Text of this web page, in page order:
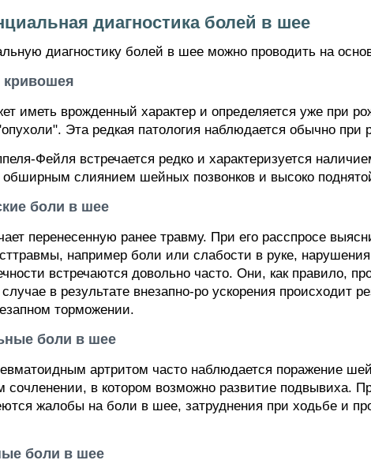
диагностика болей в шее
диагностику болей в шее можно проводить на
иметь врожденный характер и определяется уже при
Эта редкая патология наблюдается обычно при
Фейля встречается редко и характеризуется
обширным слиянием шейных позвонков и высоко
боли в шее
перенесенную ранее травму. При его расспросе
например боли или слабости в руке,
встречаются довольно часто. Они, как правило,
в результате внезапно-ро ускорения происходит
торможении.
боли в шее
артритом часто наблюдается поражение
сочленении, в котором возможно развитие подвывиха.
жалобы на боли в шее, затруднения при ходьбе и
боли в шее